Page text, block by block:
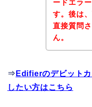
ードエラ
す。後は
直接質問
ん。
⇒ Edifierのデビット
したい方はこちら